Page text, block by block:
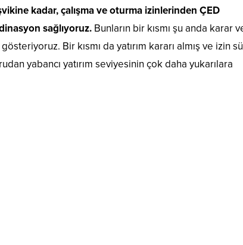
kadar, çalışma ve oturma izinlerinden ÇED
sağlıyoruz. Bunların bir kısmı şu anda karar
Bir kısmı da yatırım kararı almış ve izin
yabancı yatırım seviyesinin çok daha yukarılara